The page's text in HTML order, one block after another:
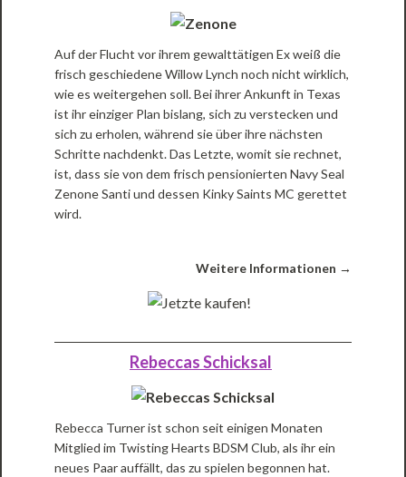
Auf der Flucht vor ihrem gewalttätigen Ex weiß die
frisch geschiedene Willow Lynch noch nicht wirklich,
wie es weitergehen soll. Bei ihrer Ankunft in Texas
ist ihr einziger Plan bislang, sich zu verstecken und
sich zu erholen, während sie über ihre nächsten
Schritte nachdenkt. Das Letzte, womit sie rechnet,
ist, dass sie von dem frisch pensionierten Navy Seal
Zenone Santi und dessen Kinky Saints MC gerettet
wird.
Weitere Informationen →
Rebeccas Schicksal
Rebecca Turner ist schon seit einigen Monaten
Mitglied im Twisting Hearts BDSM Club, als ihr ein
neues Paar auffällt, das zu spielen begonnen hat.